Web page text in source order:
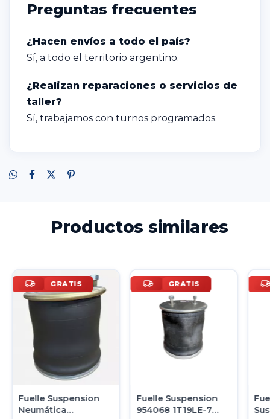
Preguntas frecuentes
¿Hacen envíos a todo el país?
Sí, a todo el territorio argentino.
¿Realizan reparaciones o servicios de
taller?
Sí, trabajamos con turnos programados.
Productos similares
GRATIS
Fuelle Suspension
Neumática
GRATIS
Fuelle Suspension
954068 1T19LE-7